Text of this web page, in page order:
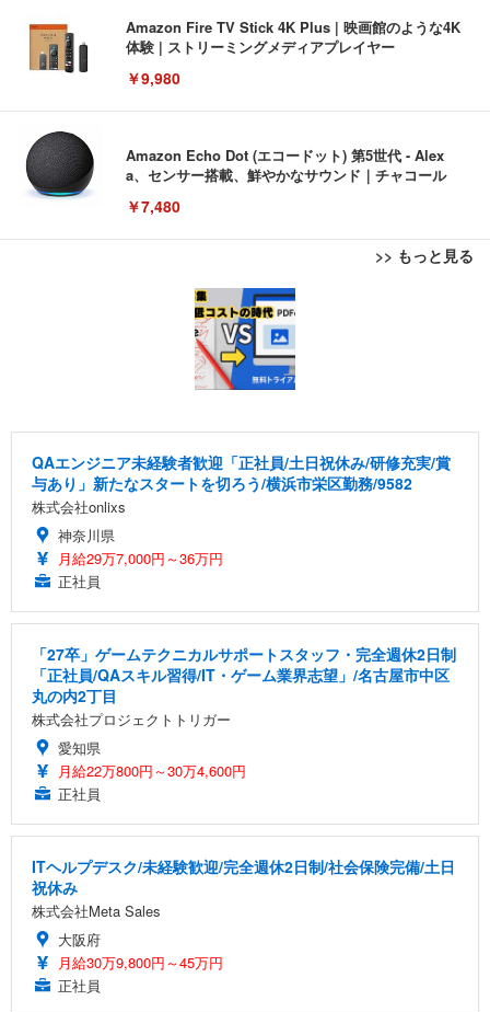
Amazon Fire TV Stick 4K Plus | 映画館のような4K
体験 | ストリーミングメディアプレイヤー
￥9,980
Amazon Echo Dot (エコードット) 第5世代 - Alex
a、センサー搭載、鮮やかなサウンド｜チャコール
￥7,480
>> もっと見る
[EdoErgo] オフィスチェア 椅子 テレワーク 疲れな
い 跳ね上げ式アームレスト コンパクト 約105度ロッ
キング pc 事務椅子 360度回転 座面昇降 強化ナイロ
ン樹脂ベース 通気性メッシュ 在宅ワーク H-WY01
(黒網+黒枠+黒足)
SIHOO B100 オフィスチェア／デスクチェア メッシ
ュチェア 人間工学 疲れない ブラック
￥27,999
Sezlife オフィスチェア デスクチェア 疲れない テレ
レスト 3Dヘッドレスト ハンガー付き 高反発クッシ
務用 おしゃれ パソコンチェア (ブラック)
￥7,680
Sezlife オフィスチェア デスクチェア 疲れない テレ
能 人間工学 椅子 腰サポート 90度跳ね上げ式アーム
ョン PCチェア 通気性メッシュ ゲーミング/勉強/事
務用 おしゃれ パソコンチェア (ホワイト)
ッシュ 通気性 ランバーサポート付き 腰サポート ガ
ト 幅52×奥行58.5×高さ84～96cm テレワーク 在宅
￥4,139
EIZO ビジネス向けプレミアムモニター | FlexScan
EV3240X-WT | 31.5型4K UHD・USB Type-C・ホワ
￥105,595
EIZO ビジネス向けプレミアムモニター | FlexScan
イト
￥109,572
【純正品】27"ゲーミングモニター DualSense 充電
￥49,979
【整備済み品】Dell E2724HS 27インチ 液晶モニタ
ort/VGA スピーカー内蔵 高さ調整 スイベル VESA対
HOOTER Gaming Monitor 24” Essential ゲーミン
像低減 (3年保証 | 輝点保証 | 日本メーカー)
￥34,980
Amazonベーシック ペットシーツ 薄型 レギュラー 1
回使い捨て 無香料 ホワイト 300枚
Amazonベーシック ペットシーツ 厚型 ワイド 42枚
x2袋(84枚) ホワイト(吸収面:ライトブルー)
￥3,234
ネオ・ルーライフ ネオ・オムツ L 中型犬用 26枚入
￥1,800
Smart Basic(スマートベーシック) 【Amazon.co.jp
超厚型 お徳用 ワイド 100枚入 (x 1) (ケース販売)
アイリスオーヤマ ペットシーツ 超厚型 お徳用 レギ
ュラー 200枚入【Amazon.co.jp限定】
￥3,731
QAエンジニア未経験者歓迎「正社員/土日祝休み/研修充実/賞
与あり」新たなスタートを切ろう/横浜市栄区勤務/9582
株式会社onlixs
神奈川県
月給29万7,000円～36万円
正社員
「27卒」ゲームテクニカルサポートスタッフ・完全週休2日制
「正社員/QAスキル習得/IT・ゲーム業界志望」/名古屋市中区
丸の内2丁目
株式会社プロジェクトトリガー
愛知県
月給22万800円～30万4,600円
正社員
ITヘルプデスク/未経験歓迎/完全週休2日制/社会保険完備/土日
祝休み
株式会社Meta Sales
大阪府
月給30万9,800円～45万円
正社員